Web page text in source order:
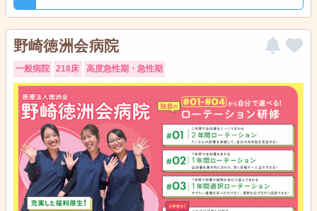
野崎徳洲会病院
一般病院 218床 高度急性期・急性期